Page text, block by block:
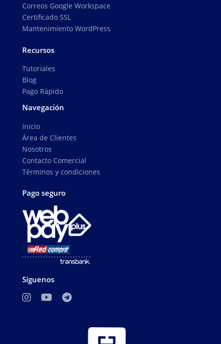
Correos Google Workspace
Certificado SSL
Mantenimiento WordPress
Recursos
Tutoriales
Blog
Pago Rápido
Navegación
Inicio
Área de Clientes
Nosotros
Contacto Comercial
Términos y condiciones
Pago seguro
Síguenos